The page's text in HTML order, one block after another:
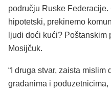
području Ruske Federacije.
hipotetski, prekinemo
ljudi doći kući? Poštanskim
Mosijčuk.
“I druga stvar, zaista
građanima i